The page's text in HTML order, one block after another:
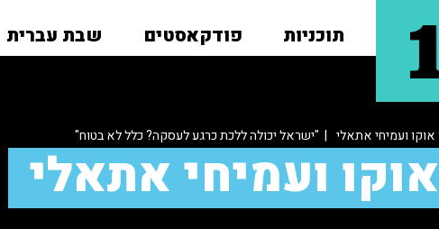
תוכניות פודקאסטים שבת עברית
אוקו ועמיחי אתאלי | "ישראל יכולה ללכת כרגע לעסקה? כלל לא בטוח"
ועמיחי אתאלי